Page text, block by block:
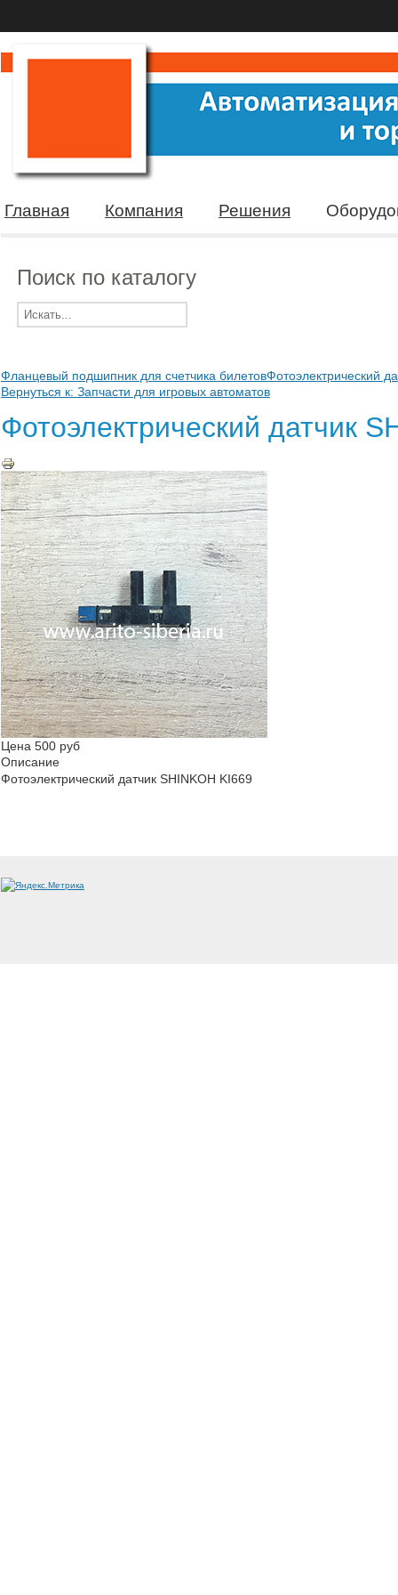
Главная Компания Решения
Поиск по каталогу
Фланцевый подшипник для счетчика билетовФотоэлектрический
Вернуться к: Запчасти для игровых автоматов
Фотоэлектрический датчик
Цена 500 руб
Описание
Фотоэлектрический датчик SHINKOH KI669